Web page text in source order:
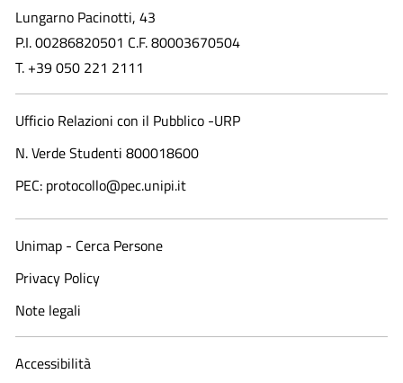
Lungarno Pacinotti, 43
P.I. 00286820501 C.F. 80003670504
T. +39 050 221 2111
Ufficio Relazioni con il Pubblico -URP
N. Verde Studenti 800018600​
PEC: protocollo@pec.unipi.it
Unimap - Cerca Persone
Privacy Policy
Note legali
Accessibilità